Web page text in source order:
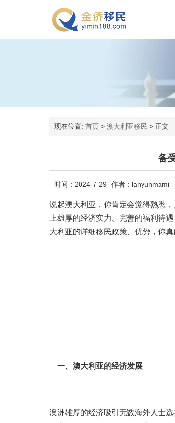
现在位置: 首页 > 澳大利亚移民 > 正文
备
时间：2024-7-29 作者：lanyunmami
说起澳大利亚 ，你肯定会觉得熟悉
上雄厚的经济实力、完善的福利待
大利亚的详细移民政策、优势，你
一、澳大利亚的经济发展
澳洲雄厚的经济吸引无数海外人士